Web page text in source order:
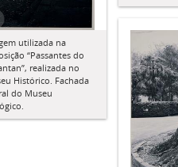
utilizada na
“Passantes do
realizada no
Histórico. Fachada
do Museu